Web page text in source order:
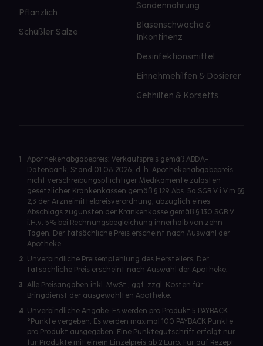
Pflanzlich
Schüßler Salze
Sondennahrung
Blasenschwäche &
Inkontinenz
Desinfektionsmittel
Einnehmehilfen & Dosierer
Gehhilfen & Korsetts
1
Apothekenabgabepreis: Verkaufspreis gemäß ABDA-
Datenbank, Stand 01.08.2026, d. h. Apothekenabgabepreis
nicht verschreibungspflichtiger Medikamente zulasten
gesetzlicher Krankenkassen gemäß § 129 Abs. 5a SGB V i.V.m §§
2,3 der Arzneimittelpreisverordnung, abzüglich eines
Abschlags zugunsten der Krankenkasse gemäß § 130 SGB V
i.H.v. 5% bei Rechnungsbegleichung innerhalb von zehn
Tagen. Der tatsächliche Preis erscheint nach Auswahl der
Apotheke.
2 Unverbindliche Preisempfehlung des Herstellers. Der
tatsächliche Preis erscheint nach Auswahl der Apotheke.
3 Alle Preisangaben inkl. MwSt., ggf. zzgl. Kosten für
Bringdienst der ausgewählten Apotheke.
4 Unverbindliche Angabe. Es werden pro Produkt 5 PAYBACK
°Punkte vergeben. Es werden maximal 100 PAYBACK Punkte
pro Produkt ausgegeben. Eine Punktegutschrift erfolgt nur
für Produkte mit einem Einzelpreis ab 2 Euro. Für auf Rezept